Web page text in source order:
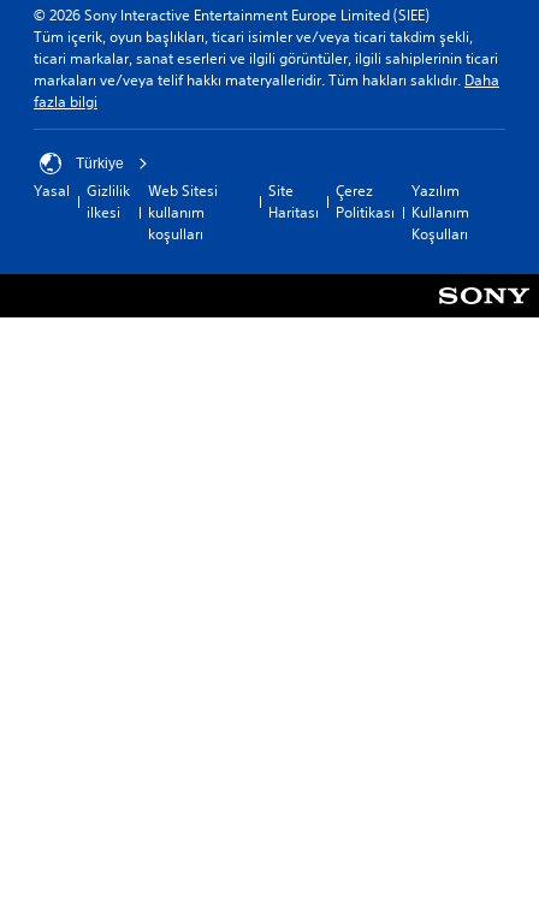
© 2026 Sony Interactive Entertainment Europe Limited (SIEE)
Tüm içerik, oyun başlıkları, ticari isimler ve/veya ticari takdim şekli,
ticari markalar, sanat eserleri ve ilgili görüntüler, ilgili sahiplerinin ticari
markaları ve/veya telif hakkı materyalleridir. Tüm hakları saklıdır. Daha
fazla bilgi
Türkiye
Yasal
Gizlilik
ilkesi
Web Sitesi
kullanım
koşulları
Site
Haritası
Çerez
Politikası
Yazılım
Kullanım
Koşulları